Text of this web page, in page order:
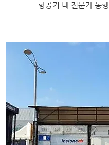
_ 항공기 내 전문가 동행